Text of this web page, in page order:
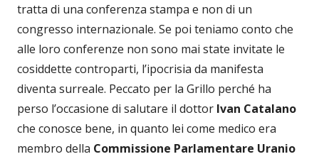
tratta di una conferenza stampa e non di un
congresso internazionale. Se poi teniamo conto che
alle loro conferenze non sono mai state invitate le
cosiddette controparti, l’ipocrisia da manifesta
diventa surreale. Peccato per la Grillo perché ha
perso l’occasione di salutare il dottor Ivan Catalano
che conosce bene, in quanto lei come medico era
membro della Commissione Parlamentare Uranio